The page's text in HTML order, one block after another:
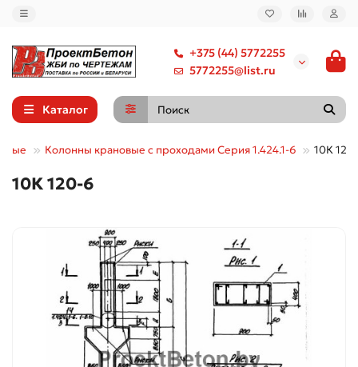
+375 (44) 5772255
5772255@list.ru
Каталог
Колонны крановые с проходами Серия 1.424.1-6 10К
10К 120-6